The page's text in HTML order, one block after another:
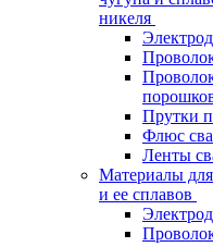
никеля
Прутки
Флюс
Ленты
Материалы
и ее сплавов